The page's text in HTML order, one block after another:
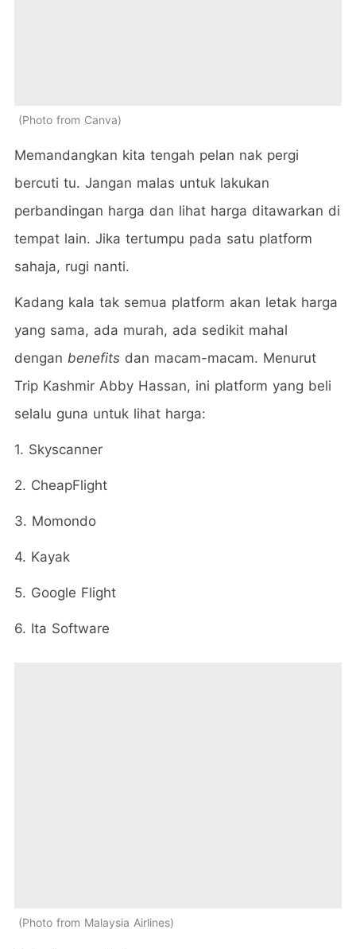
Photo from Canva
Memandangkan kita tengah pelan nak pergi
bercuti tu. Jangan malas untuk lakukan
perbandingan harga dan lihat harga ditawarkan di
tempat lain. Jika tertumpu pada satu platform
sahaja, rugi nanti.
Kadang kala tak semua platform akan letak harga
yang sama, ada murah, ada sedikit mahal
dengan benefits dan macam-macam. Menurut
Trip Kashmir Abby Hassan, ini platform yang beli
selalu guna untuk lihat harga:
1. Skyscanner
2. CheapFlight
3. Momondo
4. Kayak
5. Google Flight
6. Ita Software
Photo from Malaysia Airlines